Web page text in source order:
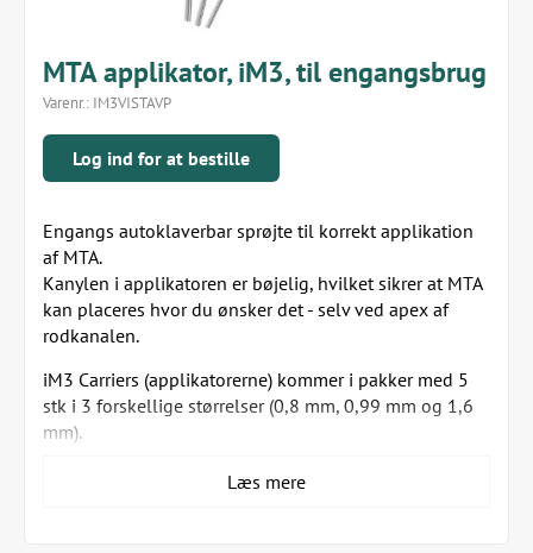
MTA applikator, iM3, til engangsbrug
Varenr.: IM3VISTAVP
Log ind for at bestille
Engangs autoklaverbar sprøjte til korrekt applikation
af MTA.
Kanylen i applikatoren er bøjelig, hvilket sikrer at MTA
kan placeres hvor du ønsker det - selv ved apex af
rodkanalen.
iM3 Carriers (applikatorerne) kommer i pakker med 5
stk i 3 forskellige størrelser (0,8 mm, 0,99 mm og 1,6
mm).
Læs mere